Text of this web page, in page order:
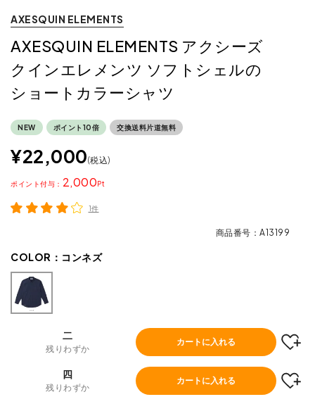
AXESQUIN ELEMENTS
AXESQUIN ELEMENTS アクシーズ
クインエレメンツ ソフトシェルの
ショートカラーシャツ
NEW ポイント10倍 交換送料片道無料
¥22,000 税込
2,000
ポイント
1件
商品番号 A13199
COLOR： コンネズ
二
残りわずか
カートに入れる
四
残りわずか
カートに入れる